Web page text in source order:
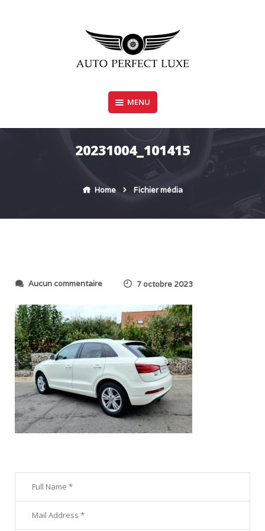
AUTO PERFECT LUXE
MENU
20231004_101415
Home Fichier média
Aucun commentaires
r
2
0
2
3
1
0
0
4
_
1
5
7 octobre 2023